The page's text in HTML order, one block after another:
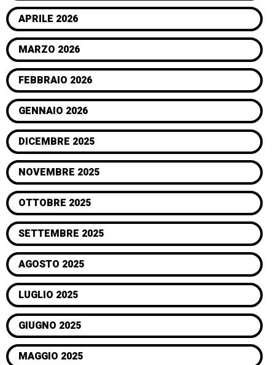
APRILE 2026
MARZO 2026
FEBBRAIO 2026
GENNAIO 2026
DICEMBRE 2025
NOVEMBRE 2025
OTTOBRE 2025
SETTEMBRE 2025
AGOSTO 2025
LUGLIO 2025
GIUGNO 2025
MAGGIO 2025